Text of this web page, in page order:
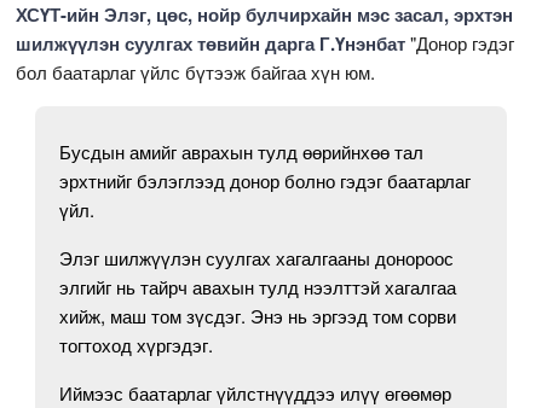
ХСҮТ-ийн Элэг, цөс, нойр булчирхайн мэс засал, эрхтэн
шилжүүлэн суулгах төвийн дарга Г.Үнэнбат"Донор гэдэг
бол баатарлаг үйлс бүтээж байгаа хүн юм.
Бусдын амийг аврахын тулд өөрийнхөө тал
эрхтнийг бэлэглээд донор болно гэдэг баатарлаг
үйл.
Элэг шилжүүлэн суулгах хагалгааны донороос
элгийг нь тайрч авахын тулд нээлттэй хагалгаа
хийж, маш том зүсдэг. Энэ нь эргээд том сорви
тогтоход хүргэдэг.
Иймээс баатарлаг үйлстнүүддээ илүү өгөөмөр